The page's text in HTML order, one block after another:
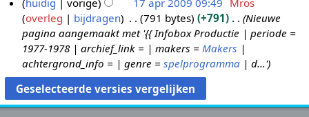
g
v
a
t
t
i
n
g
e
n
v
a
t
t
i
n
a
m
e
n
v
a
t
t
s
s
a
m
e
n
v
n
g
s
s
a
m
e
k
i
n
g
s
s
a
e
r
k
g
s
e
w
e
r
k
i
n
n
b
e
w
e
r
k
e
e
n
b
e
w
e
huidig vorige 17 apr 2009 09:49 Mros
overleg
bijdragen 791 bytes +791
Nieuwe
pagina aangemaakt met '{{ Infobox Productie | periode =
1977-1978 | archief_link = | makers =Makers |
achtergrond_info = | genre =spelprogramma | d...'